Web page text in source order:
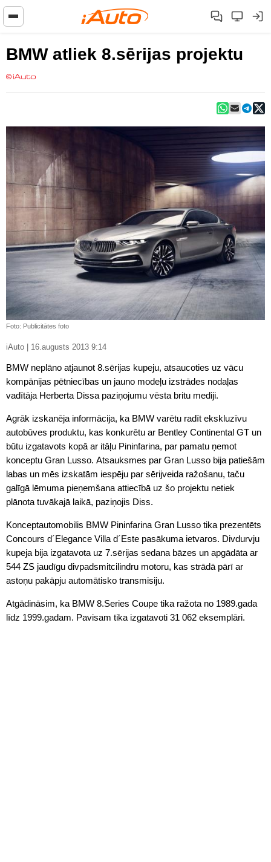
BMW atliek 8.sērijas projektu
Foto: Publicitātes foto
iAuto | 16.augusts 2013 9:14
BMW neplāno atjaunot 8.sērijas kupeju, atsaucoties uz vācu
kompānijas pētniecības un jauno modeļu izstrādes nodaļas
vadītāja Herberta Dissa paziņojumu vēsta britu mediji.
Agrāk izskanēja informācija, ka BMW varētu radīt ekskluzīvu
autobūves produktu, kas konkurētu ar Bentley Continental GT un
būtu izgatavots kopā ar itāļu Pininfarina, par pamatu ņemot
konceptu Gran Lusso. Atsauksmes par Gran Lusso bija patiešām
labas un mēs izskatām iespēju par sērijveida ražošanu, taču
galīgā lēmuma pieņemšana attiecībā uz šo projektu netiek
plānota tuvākajā laikā, paziņojis Diss.
Konceptautomobilis BMW Pininfarina Gran Lusso tika prezentēts
Concours d´Elegance Villa d´Este pasākuma ietvaros. Divdurvju
kupeja bija izgatavota uz 7.sērijas sedana bāzes un apgādāta ar
544 ZS jaudīgu divpadsmitcilindru motoru, kas strādā pārī ar
astoņu pakāpju automātisko transmisiju.
Atgādināsim, ka BMW 8.Series Coupe tika ražota no 1989.gada
līdz 1999.gadam. Pavisam tika izgatavoti 31 062 eksemplāri.